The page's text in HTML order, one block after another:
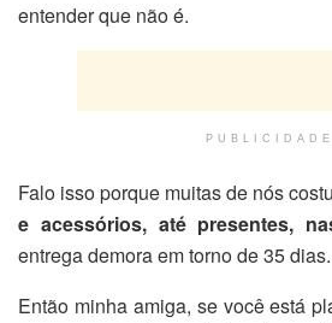
entender que não é.
PUBLICIDADE
Falo isso porque muitas de nós
e acessórios, até presentes,
entrega demora em torno de 35 dias.
Então minha amiga, se você está